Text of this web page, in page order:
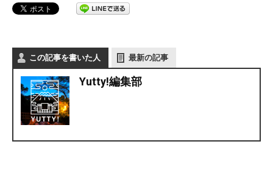
この記事を書いた人 最新の記事
Yutty!編集部